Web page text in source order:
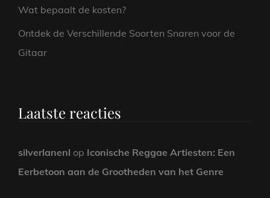
Wat bepaalt de kosten?
Ontdek de Verschillende Soorten Snaren voor de
Gitaar
Laatste reacties
silverlanenl op Iconische Reggae Artiesten: Een
Eerbetoon aan de Grootheden van het Genre